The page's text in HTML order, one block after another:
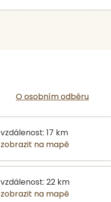
O osobním odběru
vzdálenost: 17 km
zobrazit na mapě
vzdálenost: 22 km
zobrazit na mapě